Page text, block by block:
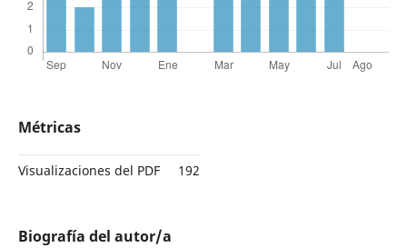
Métricas
Visualizaciones del PDF 192
Biografía del autor/a